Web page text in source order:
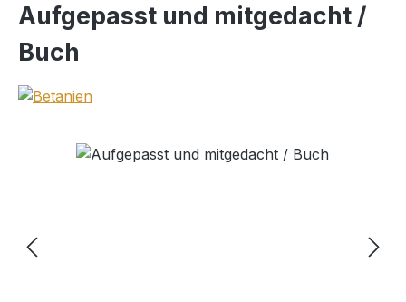
Aufgepasst und mitgedacht /
Buch
Bildergalerie überspringen